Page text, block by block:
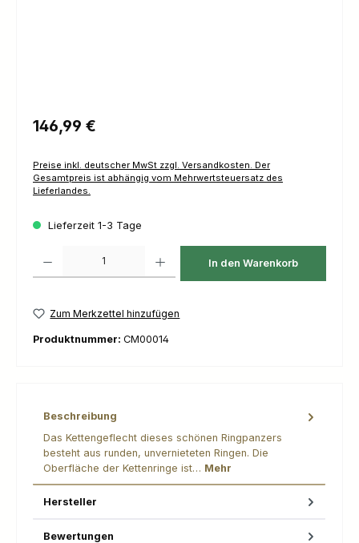
Regulärer Preis:
146,99 €
Preise inkl. deutscher MwSt zzgl. Versandkosten. Der
Gesamtpreis ist abhängig vom Mehrwertsteuersatz des
Lieferlandes.
Lieferzeit 1-3 Tage
In den Warenkorb
Zum Merkzettel hinzufügen
Produktnummer: CM00014
Beschreibung
Das Kettengeflecht dieses schönen Ringpanzers
besteht aus runden, unvernieteten Ringen. Die
Oberfläche der Kettenringe ist… Mehr
Hersteller
Bewertungen